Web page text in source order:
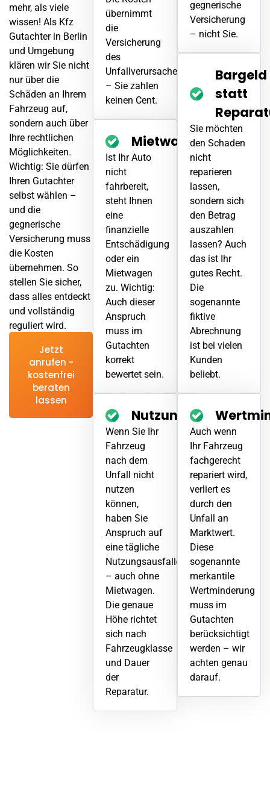
mehr, als viele
wissen! Als Kfz
Gutachter in Berlin
und Umgebung
klären wir Sie nicht
nur über die
Schäden an Ihrem
Fahrzeug auf,
sondern auch über
Ihre rechtlichen
Möglichkeiten.
Wichtig: Sie dürfen
Ihren Gutachter
selbst wählen –
und die
gegnerische
Versicherung muss
die Kosten
übernehmen. So
stellen Sie sicher,
dass alles entdeckt
und vollständig
reguliert wird.
Jetzt
anrufen -
kostenfrei
beraten
lassen
übernimmt
die
Versicherung
des
Unfallverursachers
– Sie zahlen
keinen Cent.
Mietwagen
Ist Ihr Auto
nicht
fahrbereit,
steht Ihnen
eine
finanzielle
Entschädigung
oder ein
Mietwagen
zu. Wichtig:
Auch dieser
Anspruch
muss im
Gutachten
korrekt
bewertet sein.
Nutzungsausfall
Wenn Sie Ihr
Fahrzeug
nach dem
Unfall
nicht
nutzen
können,
haben Sie
Anspruch auf
eine tägliche
Nutzungsausfallentschädigung
– auch ohne
Mietwagen.
Die genaue
Höhe richtet
sich nach
Fahrzeugklasse
und Dauer
der
Reparatur.
gegnerische
Versicherung
– nicht Sie.
Bargeld
statt
Sie möchten
den Schaden
nicht
reparieren
lassen,
sondern sich
den Betrag
auszahlen
lassen? Auch
das ist Ihr
gutes Recht.
Die
sogenannte
fiktive
Abrechnung
ist bei vielen
Kunden
beliebt.
Auch wenn
Ihr Fahrzeug
fachgerecht
repariert wird,
verliert es
durch den
Unfall
an
Marktwert.
Diese
sogenannte
merkantile
Wertminderung
muss im
Gutachten
berücksichtigt
werden – wir
achten genau
darauf.